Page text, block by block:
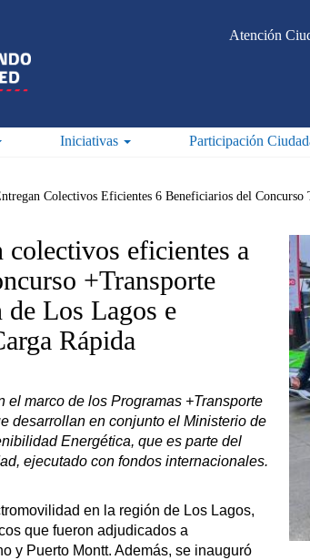
Atención
Iniciativas Participación
Colectivos Eficientes 6 Beneficiarios del
colectivos eficientes a
+Transporte
Los Lagos e
Rápida
el marco de los Programas +Transporte
desarrollan en conjunto el Ministerio de
Energética, que es parte del
ejecutado con fondos internacionales.
en la región de Los Lagos,
que fueron adjudicados a
y Puerto Montt. Además, se inauguró